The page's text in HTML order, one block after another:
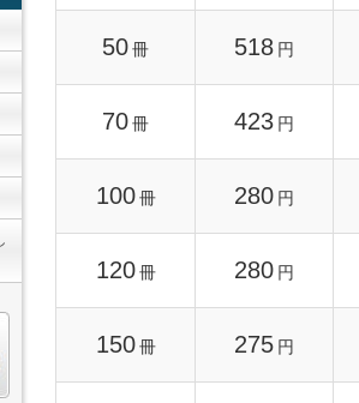
50冊 518 円
70冊 423 円
100 冊 280 円
120 冊 280 円
150 冊 275 円